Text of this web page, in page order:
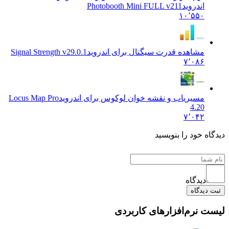
Photobooth Mini FULL v211
۱۰٬۵۵۰
مشاهده قدرت سیگنال برای اندروید Signal Strength v29.0.1
مسیریاب و نقشه خوان لوکوس برای اندروید Locus Map Pro
خود را بنویسید
دیدگاه
نرم‌افزارهای کاربردی